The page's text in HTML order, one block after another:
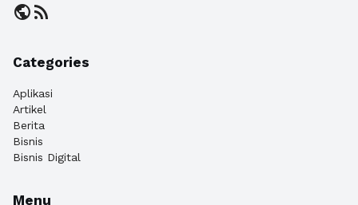
publicrss_feed
Categories
Aplikasi
Artikel
Berita
Bisnis
Bisnis Digital
Menu